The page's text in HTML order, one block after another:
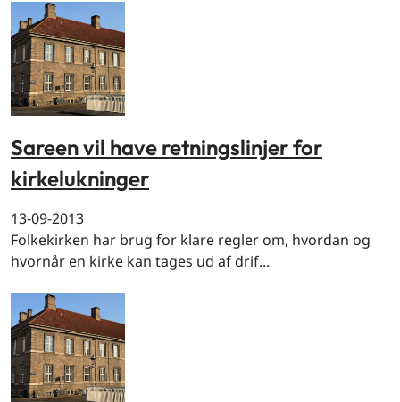
Sareen vil have retningslinjer for
kirkelukninger
13-09-2013
Folkekirken har brug for klare regler om, hvordan og
hvornår en kirke kan tages ud af drif...